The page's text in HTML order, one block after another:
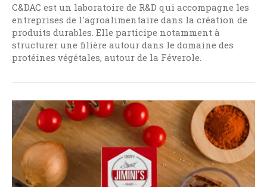
C&DAC est un laboratoire de R&D qui accompagne les
entreprises de l'agroalimentaire dans la création de
produits durables. Elle participe notamment à
structurer une filière autour dans le domaine des
protéines végétales, autour de la Féverole.